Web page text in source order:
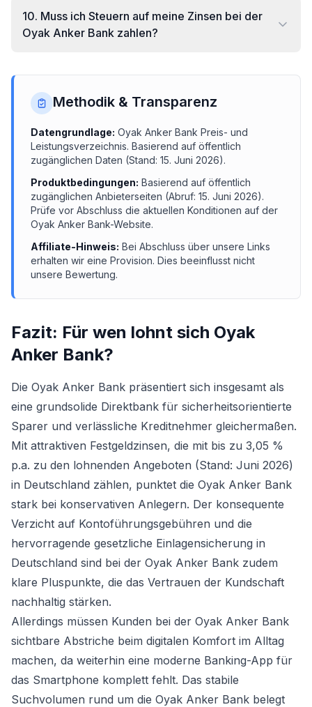
10. Muss ich Steuern auf meine Zinsen bei der
Oyak Anker Bank zahlen?
Methodik & Transparenz
Datengrundlage: Oyak Anker Bank Preis- und
Leistungsverzeichnis. Basierend auf öffentlich
zugänglichen Daten (Stand: 15. Juni 2026).
Produktbedingungen: Basierend auf öffentlich
zugänglichen Anbieterseiten (Abruf: 15. Juni 2026).
Prüfe vor Abschluss die aktuellen Konditionen auf der
Oyak Anker Bank-Website.
Affiliate-Hinweis: Bei Abschluss über unsere Links
erhalten wir eine Provision. Dies beeinflusst nicht
unsere Bewertung.
Fazit: Für wen lohnt sich Oyak
Anker Bank?
Die Oyak Anker Bank präsentiert sich insgesamt als
eine grundsolide Direktbank für sicherheitsorientierte
Sparer und verlässliche Kreditnehmer gleichermaßen.
Mit attraktiven Festgeldzinsen, die mit bis zu 3,05 %
p.a. zu den lohnenden Angeboten (Stand: Juni 2026)
in Deutschland zählen, punktet die Oyak Anker Bank
stark bei konservativen Anlegern. Der konsequente
Verzicht auf Kontoführungsgebühren und die
hervorragende gesetzliche Einlagensicherung in
Deutschland sind bei der Oyak Anker Bank zudem
klare Pluspunkte, die das Vertrauen der Kundschaft
nachhaltig stärken.
Allerdings müssen Kunden bei der Oyak Anker Bank
sichtbare Abstriche beim digitalen Komfort im Alltag
machen, da weiterhin eine moderne Banking-App für
das Smartphone komplett fehlt. Das stabile
Suchvolumen rund um die Oyak Anker Bank belegt